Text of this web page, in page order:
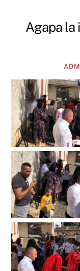
Agapa la